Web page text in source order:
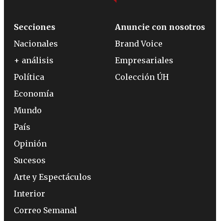
Secciones
Nacionales
+ análisis
Política
Economía
Mundo
País
Opinión
Sucesos
Arte y Espectáculos
Interior
Correo Semanal
Anuncie con nosotros
Brand Voice
Empresariales
Colección ÚH